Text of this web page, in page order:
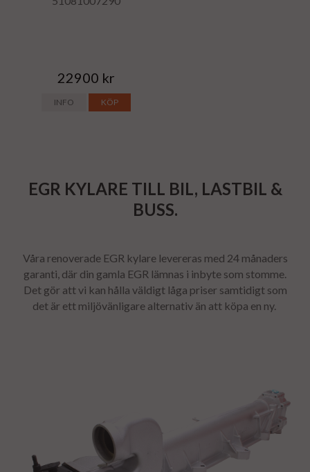
22900 kr
INFO KÖP
EGR KYLARE TILL BIL, LASTBIL &
BUSS.
Våra renoverade EGR kylare levereras med 24 månaders
garanti, där din gamla EGR lämnas i inbyte som stomme.
Det gör att vi kan hålla väldigt låga priser samtidigt som
det är ett miljövänligare alternativ än att köpa en ny.